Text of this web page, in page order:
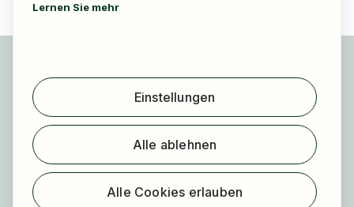
Jobs finden
Arbeitgeber finden
Registrierung
Für Arbeitgeber
Lernen Sie mehr
Einstellungen
Alle ablehnen
Alle Cookies erlauben